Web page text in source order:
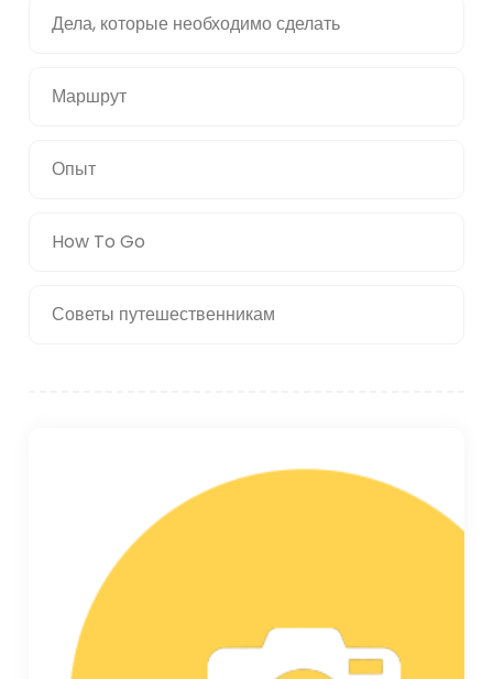
Дела, которые необходимо сделать
Маршрут
Опыт
How To Go
Советы путешественникам